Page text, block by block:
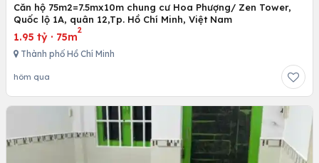
Căn hộ 75m2=7.5mx10m chung cư Hoa Phượng/ Zen Tower,
Quốc lộ 1A, quân 12,Tp. Hồ Chí Minh, Việt Nam
1.95 tỷ · 75m
2
Thành phố Hồ Chí Minh
hôm qua